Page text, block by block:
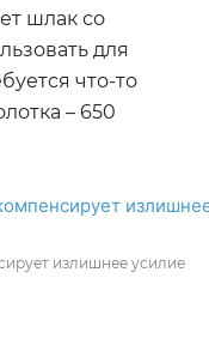
шлак со
для
что-то
– 650
излишнее усилие